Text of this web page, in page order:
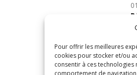
Pour offrir les meilleures
cookies pour stocker et/ou
consentir à ces
comportement de